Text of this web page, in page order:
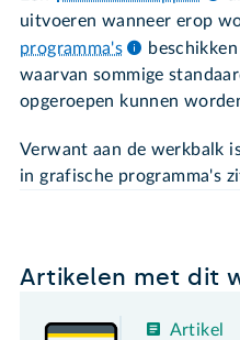
uitvoeren wanneer erop
programma's
waarvan sommige
opgeroepen kunnen
Verwant aan de werkbalk
in grafische programma's
Artikelen met dit
Artikel